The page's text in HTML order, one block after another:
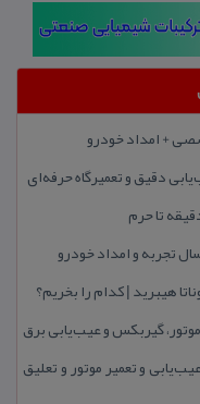
+ امداد خودرو
دقیق و تعمیرگاه حرفه‌ای
هیبرید | كدام را بخریم؟
و تعمیر موتور و تعلیق